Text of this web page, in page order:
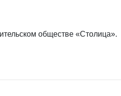
обществе «Столица».